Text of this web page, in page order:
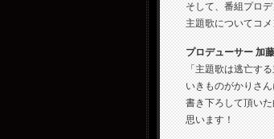
そして、番組プロ
主題歌についてコ
プロデューサー 加
「主題歌は逃亡す
いきものがかりさん
書き下ろして頂い
思います！